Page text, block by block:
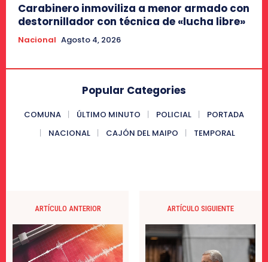
Carabinero inmoviliza a menor armado con
destornillador con técnica de «lucha libre»
Nacional Agosto 4, 2026
Popular Categories
COMUNA ÚLTIMO MINUTO POLICIAL
PORTADA
NACIONAL
CAJÓN DEL MAIPO TEMPORAL
ARTÍCULO ANTERIOR ARTÍCULO SIGUIENTE